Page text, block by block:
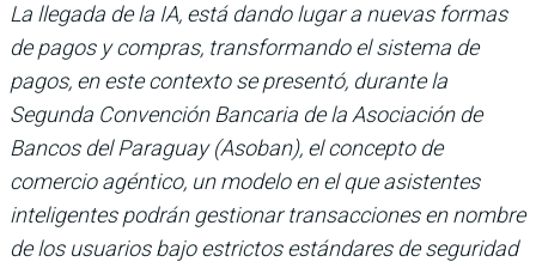
La llegada de la IA, está dando lugar a nuevas formas
de pagos y compras, transformando el sistema de
pagos, en este contexto se presentó, durante la
Segunda Convención Bancaria de la Asociación de
Bancos del Paraguay (Asoban), el concepto de
comercio agéntico, un modelo en el que asistentes
inteligentes podrán gestionar transacciones en nombre
de los usuarios bajo estrictos estándares de seguridad